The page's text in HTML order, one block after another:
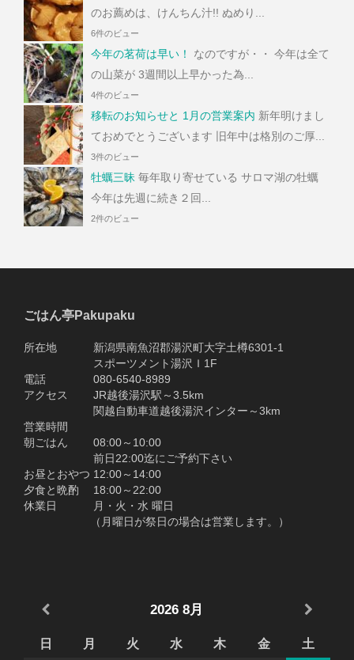
のお薦めは、けんちん汁!! ぬめり...
6件のビュー
今年の茗荷は早い！
なのですが・・ 今年は全て
の山菜が 3週間以上早かった為...
4件のビュー
移転のお知らせと 1月の営業案内 新年明けまし
ておめでとうございます 旧年中は格別のご厚...
3件のビュー
牡蠣三昧 毎年取り寄せている サロマ湖の牡蠣
今年は先週に続き２回...
2件のビュー
ごはん亭Pakupaku
所在地 新潟県南魚沼郡湯沢町大字土樽6301-1
スポーツメント湯沢Ｉ1F
電話 080-6540-8989
アクセス JR越後湯沢駅～3.5km
関越自動車道越後湯沢インター～3km
営業時間
朝ごはん 08:00～10:00
前日22:00迄にご予約下さい
お昼とおやつ 12:00～14:00
夕食と晩酌 18:00～22:00
休業日 月・火・水 曜日
（月曜日が祭日の場合は営業します。）
2026 8月
日 月 火 水 木 金
土